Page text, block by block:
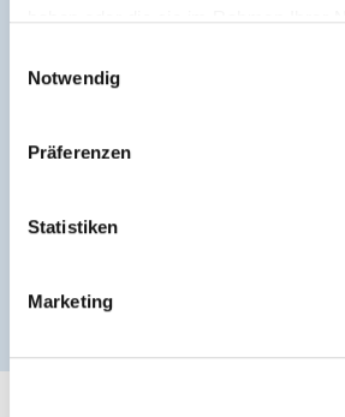
Notwendig
Präferenzen
Statistiken
Marketing